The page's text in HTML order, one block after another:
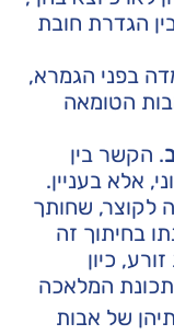
הגדרת חובת
בפני הגמרא,
הטומאה
. הקשר בין
אלא בעניין.
לקוצר, שחותך
בחיתוך זה
כיון
המלאכה
של אבות